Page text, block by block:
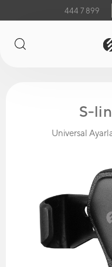
444 7 899
S-
Universal